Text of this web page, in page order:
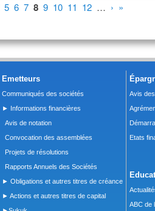
5 6 7 8 9 10 11 12 … › »
Emetteurs
Communiqués des sociétés
► Informations financières
Avis de notation
Convocation des assemblées
Projets de résolutions
Rapports Annuels des Sociétés
► Obligations et autres titres de créance
► Actions et autres titres de capital
Avis
Etats
ABC de